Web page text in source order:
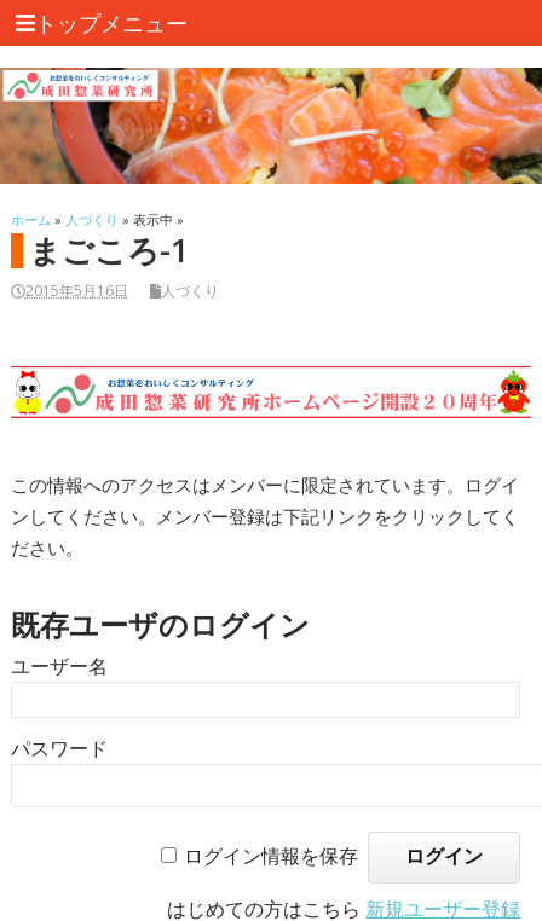
トップメニュー
ホーム » 人づくり » 表示中 »
まごころ-1
2015年5月16日 人づくり
この情報へのアクセスはメンバーに限定されています。ログイ
ンしてください。メンバー登録は下記リンクをクリックしてく
ださい。
既存ユーザのログイン
ユーザー名
パスワード
ログイン情報を保存
はじめての方はこちら 新規ユーザー登録